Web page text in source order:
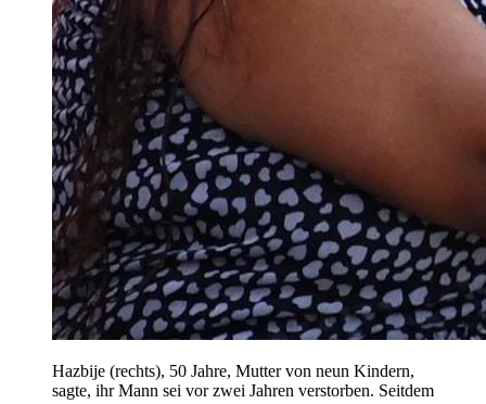
Hazbije (rechts), 50 Jahre, Mutter von neun Kindern,
sagte, ihr Mann sei vor zwei Jahren verstorben. Seitdem